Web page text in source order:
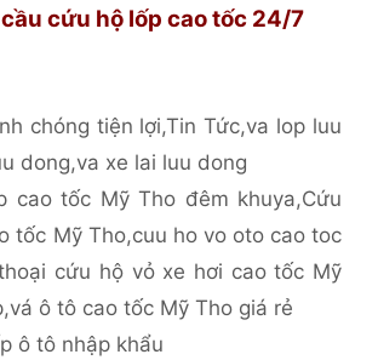
cứu hộ lốp cao tốc 24/7
chóng tiện lợi,Tin Tức,va lop luu
dong,va xe lai luu dong
cao tốc Mỹ Tho đêm khuya,Cứu
tốc Mỹ Tho,cuu ho vo oto cao toc
cứu hộ vỏ xe hơi cao tốc Mỹ
,vá ô tô cao tốc Mỹ Tho giá rẻ
ô tô nhập khẩu